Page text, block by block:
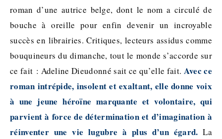
roman d’une autrice belge, dont le nom a circulé de
bouche à oreille pour enfin devenir un incroyable
succès en librairies. Critiques, lecteurs assidus comme
bouquineurs du dimanche, tout le monde s’accorde sur
ce fait : Adeline Dieudonné sait ce qu’elle fait. Avec ce
roman intrépide, insolent et exaltant, elle donne voix
à une jeune héroïne marquante et volontaire, qui
parvient à force de détermination et d’imagination à
réinventer une vie lugubre à plus d’un égard. La